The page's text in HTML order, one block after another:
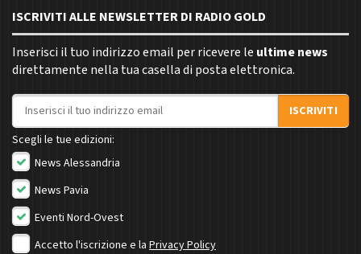
ISCRIVITI ALLE NEWSLETTER DI RADIO GOLD
Inserisci il tuo indirizzo email per ricevere le ultime news
direttamente nella tua casella di posta elettronica.
Indirizzo email
ISCRIVITI
Scegli le tue edizioni:
News Alessandria
News Pavia
Eventi Nord-Ovest
Accetto l'iscrizione e la Privacy Policy